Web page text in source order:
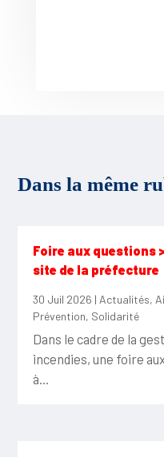
Dans la même
Foire aux questions
site de la préfecture
30 Juil 2026 | Actualités,
Prévention, Solidarité
Dans le cadre de la
incendies, une foire
à...